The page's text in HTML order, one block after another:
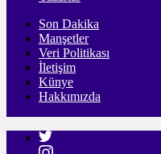
Son Dakika
Manşetler
Veri Politikası
İletişim
Künye
Hakkımızda